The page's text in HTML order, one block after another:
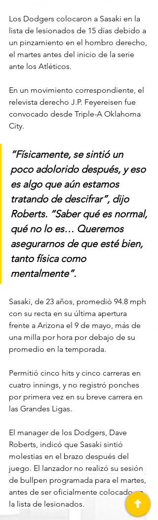
Los Dodgers colocaron a Sasaki en la
lista de lesionados de 15 días debido a
un pinzamiento en el hombro derecho,
el martes antes del inicio de la serie
ante los Atléticos.
En un movimiento correspondiente, el
relevista derecho J.P. Feyereisen fue
convocado desde Triple-A Oklahoma
City.
“Físicamente, se sintió un
poco adolorido después, y eso
es algo que aún estamos
tratando de descifrar”, dijo
Roberts. “Saber qué es normal,
qué no lo es… Queremos
asegurarnos de que esté bien,
tanto física como
mentalmente”.
Sasaki, de 23 años, promedió 94.8 mph
con su recta en su última apertura
frente a Arizona el 9 de mayo, más de
una milla por hora por debajo de su
promedio en la temporada.
Permitió cinco hits y cinco carreras en
cuatro innings, y no registró ponches
por primera vez en su breve carrera en
las Grandes Ligas.
El manager de los Dodgers, Dave
Roberts, indicó que Sasaki sintió
molestias en el brazo después del
juego. El lanzador no realizó su sesión
de bullpen programada para el martes,
antes de ser oficialmente colocado en
la lista de lesionados.